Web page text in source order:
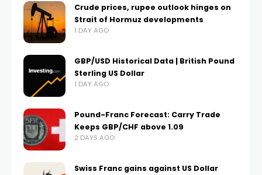
Crude prices, rupee outlook hinges on
Strait of Hormuz developments
1 DAY AGO
GBP/USD Historical Data | British Pound
Sterling US Dollar
1 DAY AGO
Pound-Franc Forecast: Carry Trade
Keeps GBP/CHF above 1.09
2 DAYS AGO
Swiss Franc gains against US Dollar